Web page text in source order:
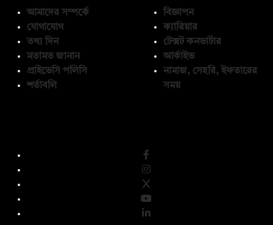
আমাদের সম্পর্কে
যোগাযোগ
তথ্য দিন
মতামত জানান
প্রাইভেসি পলিসি
শর্তাবলি
বিজ্ঞাপন
ক্যারিয়ার
টেক্সট কনভার্টার
আর্কাইভ
নামাজ, সেহরি, ইফতারের
সময়